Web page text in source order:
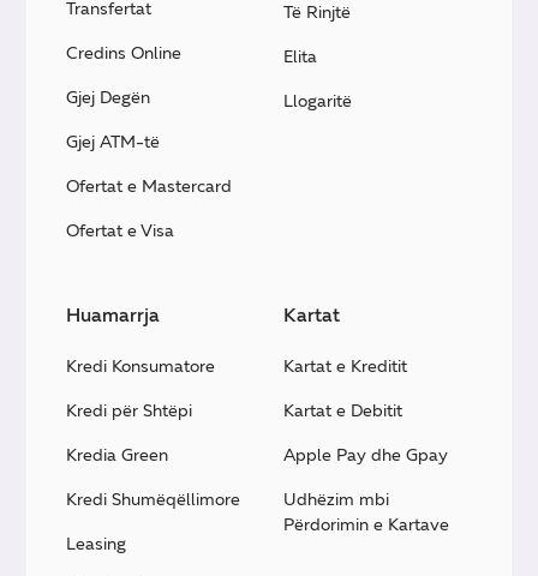
Transfertat
Credins Online
Gjej Degën
Gjej ATM-të
Ofertat e Mastercard
Ofertat e Visa
Të Rinjtë
Elita
Llogaritë
Huamarrja
Kredi Konsumatore
Kredi për Shtëpi
Kredia Green
Kredi Shumëqëllimore
Leasing
Kartat
Kartat e Kreditit
Kartat e Debitit
Apple Pay dhe Gpay
Udhëzim mbi
Përdorimin e Kartave